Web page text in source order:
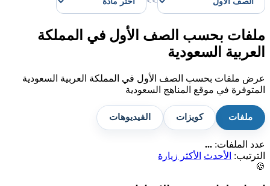
ملفات بحسب الصف الأول في المملكة
العربية السعودية
عرض ملفات بحسب الصف الأول في المملكة العربية السعودية
المتوفرة في موقع المناهج السعودية
ملفات كويزات الفيديوهات
عدد الملفات: ...
الترتيب:
الأحدث
الأكثر زيارة
🍪